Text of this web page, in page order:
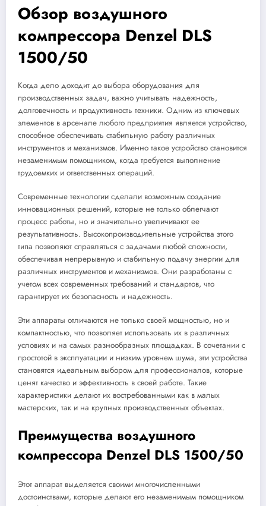
Обзор воздушного
компрессора Denzel DLS
1500/50
Когда дело доходит до выбора оборудования для
производственных задач, важно учитывать надежность,
долговечность и продуктивность техники. Одним из ключевых
элементов в арсенале любого предприятия является устройство,
способное обеспечивать стабильную работу различных
инструментов и механизмов. Именно такое устройство становится
незаменимым помощником, когда требуется выполнение
трудоемких и ответственных операций.
Современные технологии сделали возможным создание
инновационных решений, которые не только облегчают
процесс работы, но и значительно увеличивают ее
результативность. Высокопроизводительные устройства этого
типа позволяют справляться с задачами любой сложности,
обеспечивая непрерывную и стабильную подачу энергии для
различных инструментов и механизмов. Они разработаны с
учетом всех современных требований и стандартов, что
гарантирует их безопасность и надежность.
Эти аппараты отличаются не только своей мощностью, но и
компактностью, что позволяет использовать их в различных
условиях и на самых разнообразных площадках. В сочетании с
простотой в эксплуатации и низким уровнем шума, эти устройства
становятся идеальным выбором для профессионалов, которые
ценят качество и эффективность в своей работе. Такие
характеристики делают их востребованными как в малых
мастерских, так и на крупных производственных объектах.
Преимущества воздушного
компрессора Denzel DLS 1500/50
Этот аппарат выделяется своими многочисленными
достоинствами, которые делают его незаменимым помощником